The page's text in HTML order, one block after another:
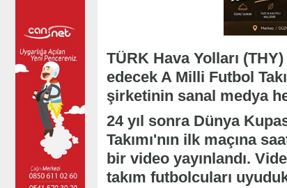
TÜRK Hava Yolları
edecek A Milli Futbol
şirketinin sanal medya
24 yıl sonra Dünya
Takımı'nın ilk maçına
bir video yayınlandı.
takım futbolcuları